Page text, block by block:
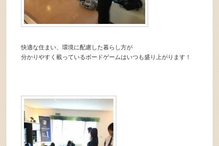
快適な住まい、環境に配慮した暮らし方が
分かりやすく載っているボードゲームはいつも盛り上がります！